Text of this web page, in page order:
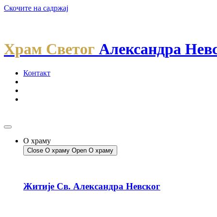
Скочите на садржај
Храм Светог Александра
Контакт
О храму
Close О храму Open О храму
Житије Св. Александра Невског